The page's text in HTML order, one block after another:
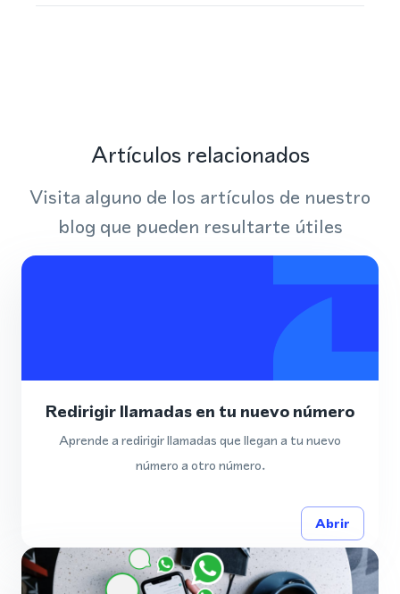
Artículos relacionados
Visita alguno de los artículos de nuestro
blog que pueden resultarte útiles
Redirigir llamadas en tu nuevo número
Aprende a redirigir llamadas que llegan a tu nuevo
número a otro número.
Abrir